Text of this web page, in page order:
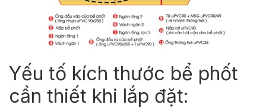
Yếu tố kích thước bể phốt
cần thiết khi lắp đặt: